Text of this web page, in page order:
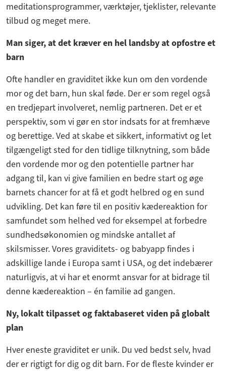
meditationsprogrammer, værktøjer, tjeklister, relevante
tilbud og meget mere.
Man siger, at det kræver en hel landsby at opfostre et
barn
Ofte handler en graviditet ikke kun om den vordende
mor og det barn, hun skal føde. Der er som regel også
en tredjepart involveret, nemlig partneren. Det er et
perspektiv, som vi gør en stor indsats for at fremhæve
og berettige. Ved at skabe et sikkert, informativt og let
tilgængeligt sted for den tidlige tilknytning, som både
den vordende mor og den potentielle partner har
adgang til, kan vi give familien en bedre start og øge
barnets chancer for at få et godt helbred og en sund
udvikling. Det kan føre til en positiv kædereaktion for
samfundet som helhed ved for eksempel at forbedre
sundhedsøkonomien og mindske antallet af
skilsmisser. Vores graviditets- og babyapp findes i
adskillige lande i Europa samt i USA, og det indebærer
naturligvis, at vi har et enormt ansvar for at bidrage til
denne kædereaktion – én familie ad gangen.
Ny, lokalt tilpasset og faktabaseret viden på globalt
plan
Hver eneste graviditet er unik. Du ved bedst selv, hvad
der er rigtigt for dig og dit barn. For de fleste kvinder er